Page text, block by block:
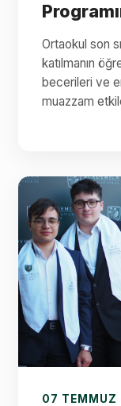
Ortaokul son
katılmanın
becerileri ve
muazzam
07 TEMMUZ